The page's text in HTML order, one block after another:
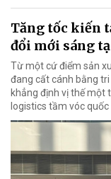
Tăng tốc kiến
đổi mới sáng
Từ một cứ điểm sản
đang cất cánh bằng
khẳng định vị thế một
logistics tầm vóc quốc